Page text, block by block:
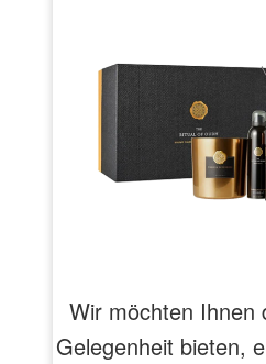
Wir möchten Ihnen
Gelegenheit bieten,